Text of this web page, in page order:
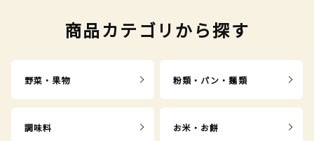
商品カテゴリから探す
野菜・果物 粉類・パン・麺類
調味料 お米・お餅